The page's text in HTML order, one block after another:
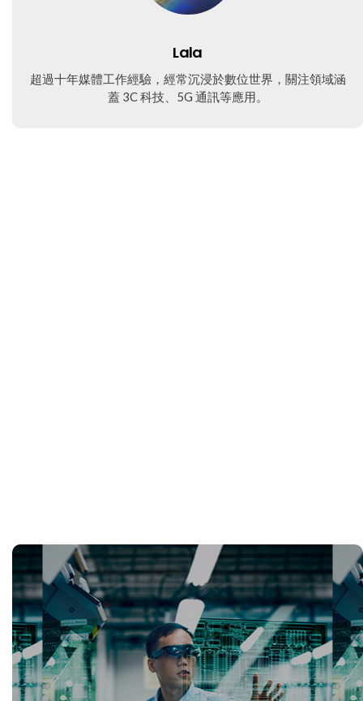
Lala
超過十年媒體工作經驗，經常沉浸於數位世界，關注領域涵
蓋 3C 科技、5G 通訊等應用。